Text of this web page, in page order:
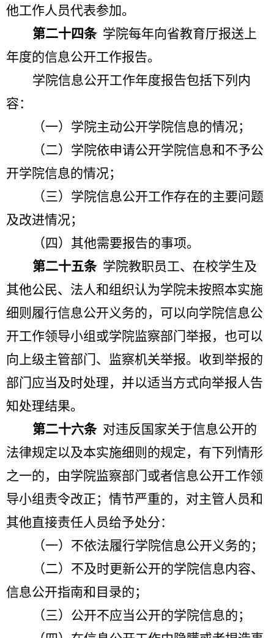
他工作人员代表参加。
第二十四条 学院每年向省教育厅报送上
年度的信息公开工作报告。
学院信息公开工作年度报告包括下列内
容：
（一）学院主动公开学院信息的情况；
（二）学院依申请公开学院信息和不予公
开学院信息的情况；
（三）学院信息公开工作存在的主要问题
及改进情况；
（四）其他需要报告的事项。
第二十五条 学院教职员工、在校学生及
其他公民、法人和组织认为学院未按照本实施
细则履行信息公开义务的，可以向学院信息公
开工作领导小组或学院监察部门举报，也可以
向上级主管部门、监察机关举报。收到举报的
部门应当及时处理，并以适当方式向举报人告
知处理结果。
第二十六条 对违反国家关于信息公开的
法律规定以及本实施细则的规定，有下列情形
之一的，由学院监察部门或者信息公开工作领
导小组责令改正；情节严重的，对主管人员和
其他直接责任人员给予处分：
（一）不依法履行学院信息公开义务的；
（二）不及时更新公开的学院信息内容、
信息公开指南和目录的；
（三）公开不应当公开的学院信息的；